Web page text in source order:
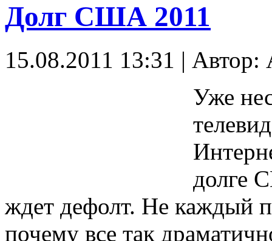
Долг США 2011
15.08.2011 13:31 |
Уже
долге
ждет дефолт. Не каждый
почему все так